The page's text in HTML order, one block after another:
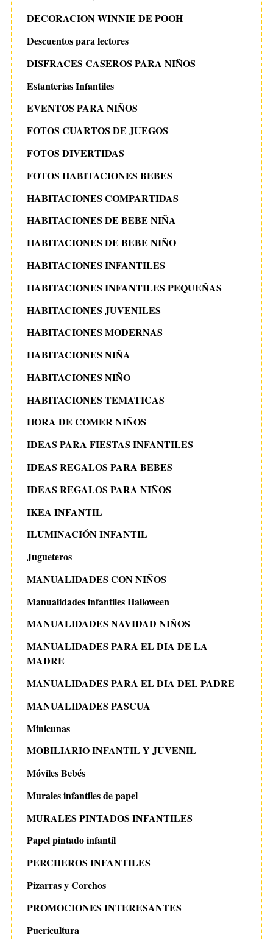
DECORACION WINNIE DE POOH
Descuentos para lectores
DISFRACES CASEROS PARA NIÑOS
Estanterias Infantiles
EVENTOS PARA NIÑOS
FOTOS CUARTOS DE JUEGOS
FOTOS DIVERTIDAS
FOTOS HABITACIONES BEBES
HABITACIONES COMPARTIDAS
HABITACIONES DE BEBE NIÑA
HABITACIONES DE BEBE NIÑO
HABITACIONES INFANTILES
HABITACIONES INFANTILES PEQUEÑAS
HABITACIONES JUVENILES
HABITACIONES MODERNAS
HABITACIONES NIÑA
HABITACIONES NIÑO
HABITACIONES TEMATICAS
HORA DE COMER NIÑOS
IDEAS PARA FIESTAS INFANTILES
IDEAS REGALOS PARA BEBES
IDEAS REGALOS PARA NIÑOS
IKEA INFANTIL
ILUMINACIÓN INFANTIL
Jugueteros
MANUALIDADES CON NIÑOS
Manualidades infantiles Halloween
MANUALIDADES NAVIDAD NIÑOS
MANUALIDADES PARA EL DIA DE LA
MADRE
MANUALIDADES PARA EL DIA DEL PADRE
MANUALIDADES PASCUA
Minicunas
MOBILIARIO INFANTIL Y JUVENIL
Móviles Bebés
Murales infantiles de papel
MURALES PINTADOS INFANTILES
Papel pintado infantil
PERCHEROS INFANTILES
Pizarras y Corchos
PROMOCIONES INTERESANTES
Puericultura